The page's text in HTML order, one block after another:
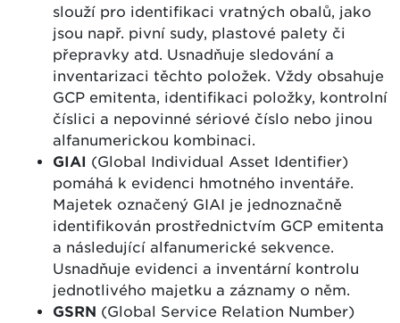
slouží pro identifikaci vratných obalů, jako
jsou např. pivní sudy, plastové palety či
přepravky atd. Usnadňuje sledování a
inventarizaci těchto položek. Vždy obsahuje
GCP emitenta, identifikaci položky, kontrolní
číslici a nepovinné sériové číslo nebo jinou
alfanumerickou kombinaci.
GIAI (Global Individual Asset Identifier)
pomáhá k evidenci hmotného inventáře.
Majetek označený GIAI je jednoznačně
identifikován prostřednictvím GCP emitenta
a následující alfanumerické sekvence.
Usnadňuje evidenci a inventární kontrolu
jednotlivého majetku a záznamy o něm.
GSRN (Global Service Relation Number)